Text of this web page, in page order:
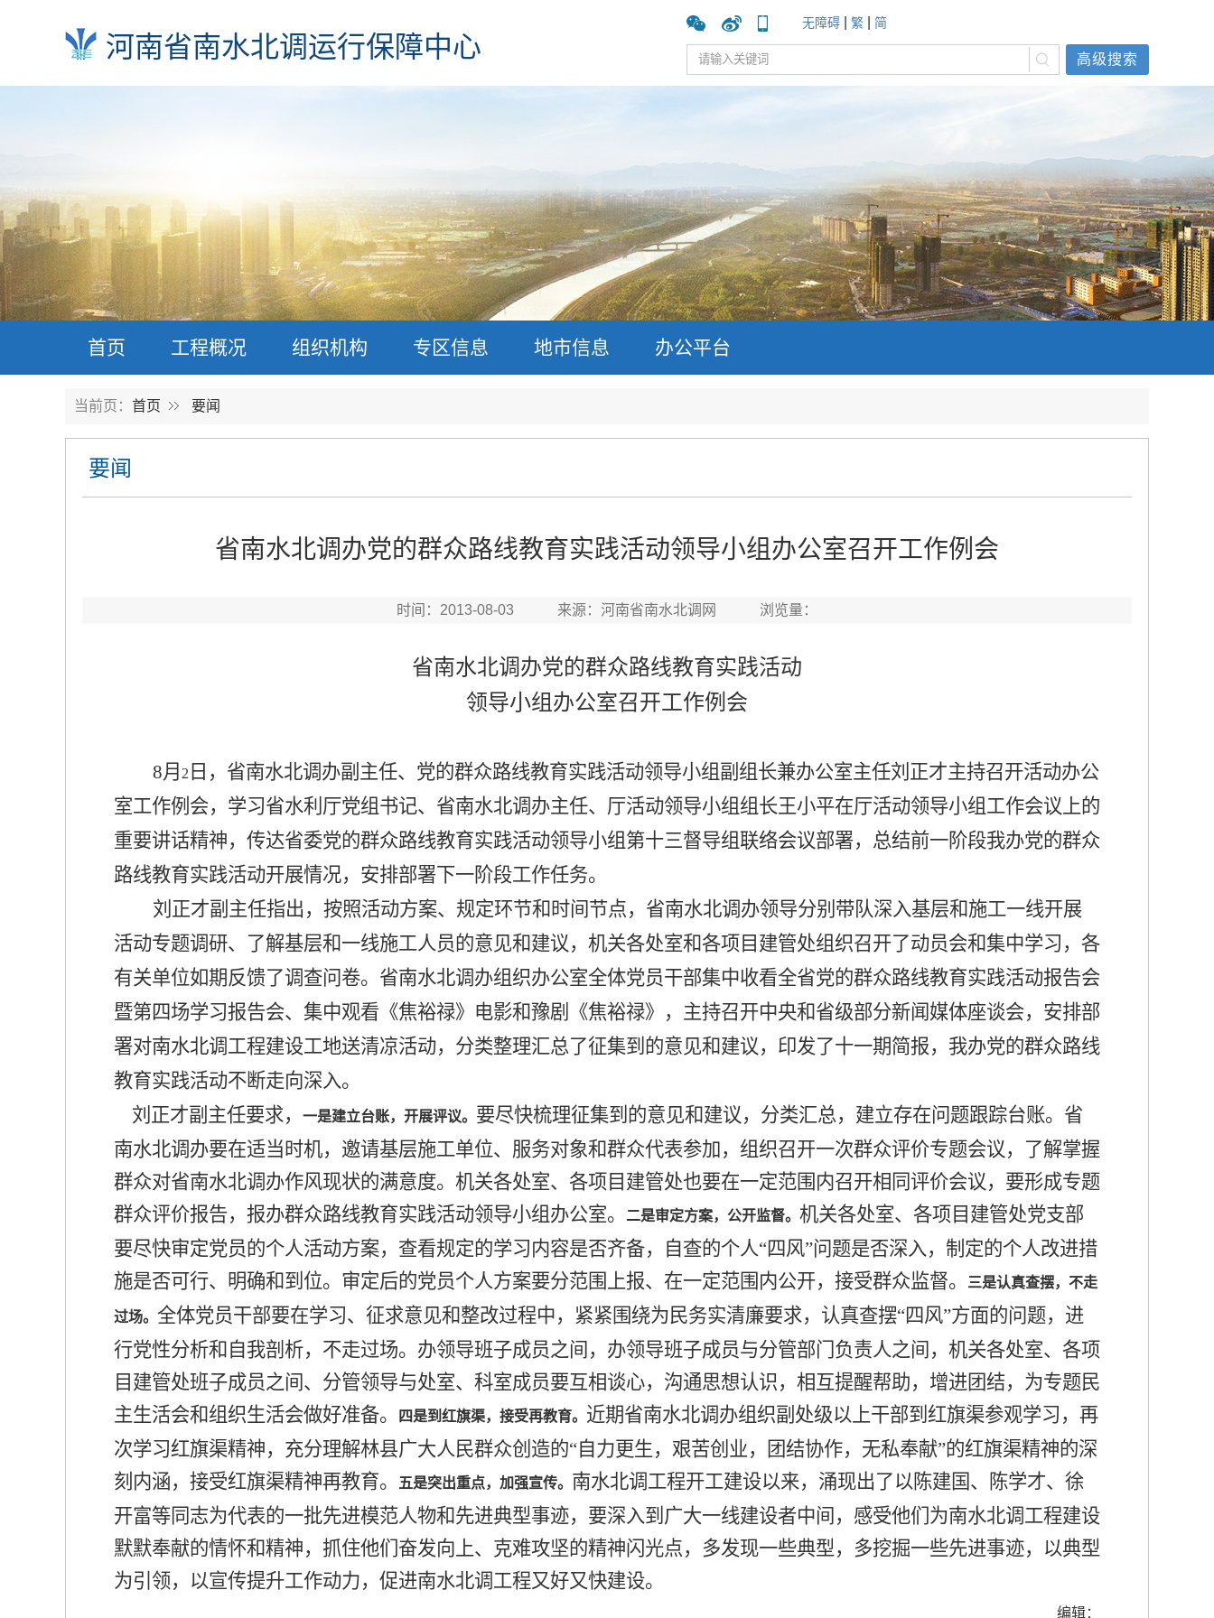
河南省南水北调运行保障中心
无障碍 繁 简
高级搜索
首页 工程概况 组织机构 专区信息 地市信息 办公平台
当前页： 首页 要闻
要闻
省南水北调办党的群众路线教育实践活动领导小组办公室召开工作例会
时间：2013-08-03 来源：河南省南水北调网 浏览量：
省南水北调办党的群众路线教育实践活动
领导小组办公室召开工作例会
8月 2日 ，省南水北调办副主任、党的群众路线教育实践活动领导小组副组长兼办公室主任刘正才主持召开活动办公
室工作例会，学习省水利厅党组书记、省南水北调办主任、厅活动领导小组组长王小平在厅活动领导小组工作会议上的
重要讲话精神，传达省委党的群众路线教育实践活动领导小组第十三督导组联络会议部署，总结前一阶段我办党的群众
路线教育实践活动开展情况，安排部署下一阶段工作任务。
刘正才副主任指出，按照活动方案、规定环节和时间节点，省南水北调办领导分别带队深入基层和施工一线开展
活动专题调研、了解基层和一线施工人员的意见和建议，机关各处室和各项目建管处组织召开了动员会和集中学习，各
有关单位如期反馈了调查问卷。省南水北调办组织办公室全体党员干部集中收看全省党的群众路线教育实践活动报告会
暨第四场学习报告会、集中观看《焦裕禄》电影和豫剧《焦裕禄》，主持召开中央和省级部分新闻媒体座谈会，安排部
署对南水北调工程建设工地送清凉活动，分类整理汇总了征集到的意见和建议， 印发了十一期简报，我办党的群众路线
教育实践活动不断走向深入。
刘正才副主任要求，
一是建立台账，开展评议。 要尽快梳理征集到的意见和建议，分类汇总，建立存在问题跟踪台账。省
南水北调办要在适当时机，邀请基层施工单位、服务对象和群众代表参加，组织召开一次群众评价专题会议，了解掌握
群众对省南水北调办作风现状的满意度。机关各处室、各项目建管处也要在一定范围内召开相同评价会议，要形成专题
群众评价报告，报办群众路线教育实践活动领导小组办公室。
二是审定方案，公开监督。 机关各处室、各项目建管处党支部
要尽快审定党员的个人活动方案，查看规定的学习内容是否齐备，自查的个人“四风”问题是否深入，制定的个人改进措
施是否可行、明确和到位。审定后的党员个人方案要分范围上报、在一定范围内公开，接受群众监督。
三是认真查摆，不走
过场。 全体党员干部要在学习、征求意见和整改过程中，紧紧围绕为民务实清廉要求，认真查摆“四风”方面的问题，进
行党性分析和自我剖析，不走过场。办领导班子成员之间，办领导班子成员与分管部门负责人之间，机关各处室、各项
目建管处班子成员之间、分管领导与处室、科室成员要互相谈心，沟通思想认识，相互提醒帮助，增进团结，为专题民
主生活会和组织生活会做好准备。
四是到红旗渠，接受再教育。 近期省南水北调办组织副处级以上干部到红旗渠参观学习，再
次学习红旗渠精神，充分理解林县广大人民群众创造的“自力更生，艰苦创业，团结协作，无私奉献”的红旗渠精神的深
刻内涵，接受红旗渠精神再教育。
五是突出重点，加强宣传。 南水北调工程开工建设以来，涌现出了以陈建国、陈学才、徐
开富等同志为代表的一批先进模范人物和先进典型事迹，要深入到广大一线建设者中间，感受他们为南水北调工程建设
默默奉献的情怀和精神，抓住他们奋发向上、克难攻坚的精神闪光点，多发现一些典型，多挖掘一些先进事迹，以典型
为引领，以宣传提升工作动力，促进南水北调工程又好又快建设。
编辑：